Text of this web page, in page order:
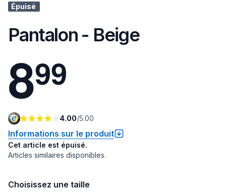
Épuisé
Pantalon - Beige
899
4.00/5.00
Informations sur le produit
Cet article est épuisé.
Articles similaires disponibles.
Choisissez une taille